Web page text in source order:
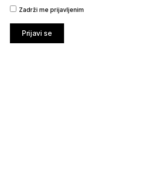
Zadrži me prijavljenim
Prijavi se